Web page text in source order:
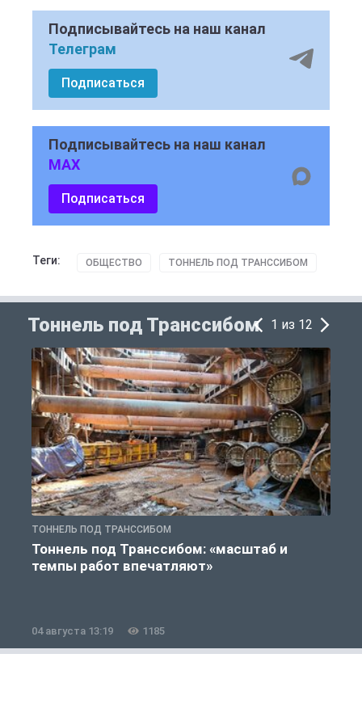
Подписывайтесь на наш канал
Телеграм
Подписаться
Подписывайтесь на наш канал
MAX
Подписаться
Теги: ОБЩЕСТВО ТОННЕЛЬ ПОД ТРАНССИБОМ
Тоннель под Транссибом 1 из 12
ТОННЕЛЬ ПОД ТРАНССИБОМ
Тоннель под Транссибом: «масштаб и
темпы работ впечатляют»
04 августа 13:19 1185